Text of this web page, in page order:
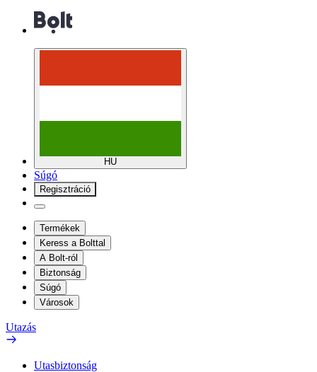
HU
Súgó
Regisztráció
Termékek
Keress a Bolttal
A Bolt-ról
Biztonság
Súgó
Városok
Utazás
Utasbiztonság